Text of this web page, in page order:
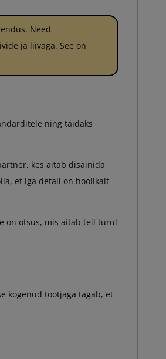
Need
ja liivaga. See on
ning täidaks
kes aitab disainida
et iga detail on hoolikalt
on otsus, mis aitab teil turul
kogenud tootjaga tagab, et